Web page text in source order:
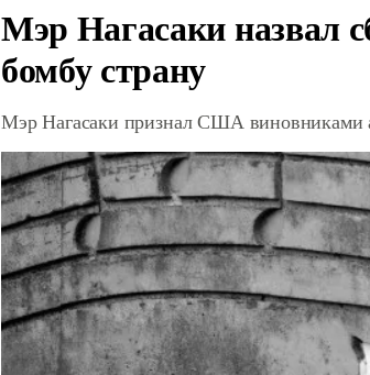
Мэр Нагасаки назвал
бомбу страну
Мэр Нагасаки признал США виновниками